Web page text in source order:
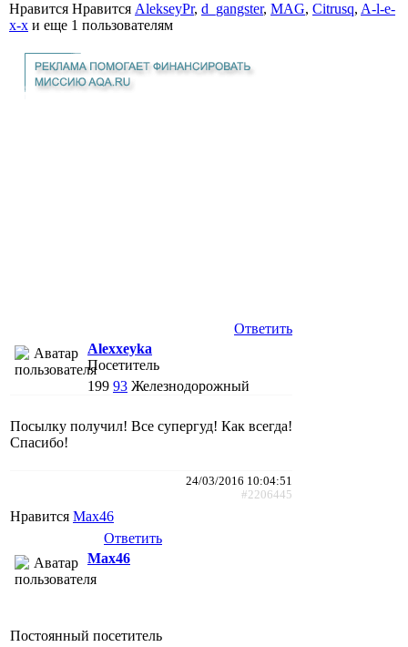
Нравится Нравится AlekseyPr, d_gangster, MAG, Citrusq, A-l-e-
x-x и еще 1 пользователям
Ответить
Alexxeyka
Посетитель
199 93 Железнодорожный
Посылку получил! Все супергуд! Как всегда!
Спасибо!
24/03/2016 10:04:51
#2206445
Нравится Max46
Ответить
Max46
Постоянный посетитель